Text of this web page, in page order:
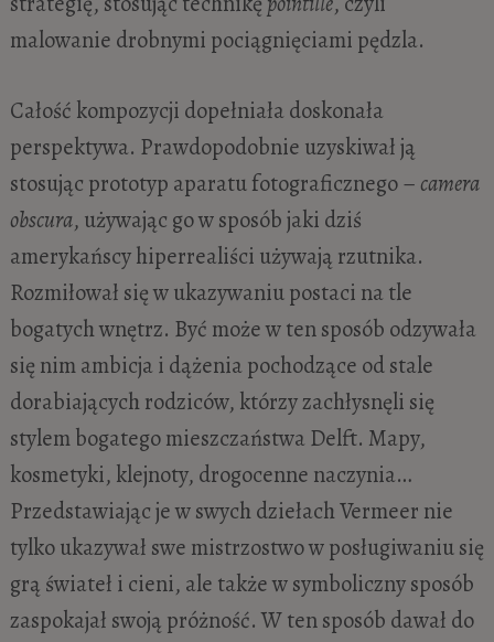
malowanie drobnymi pociągnięciami pędzla.
Całość kompozycji dopełniała doskonała
perspektywa. Prawdopodobnie uzyskiwał ją
stosując prototyp aparatu fotograficznego – camera
obscura, używając go w sposób jaki dziś
amerykańscy hiperrealiści używają rzutnika.
Rozmiłował się w ukazywaniu postaci na tle
bogatych wnętrz. Być może w ten sposób odzywała
się nim ambicja i dążenia pochodzące od stale
dorabiających rodziców, którzy zachłysnęli się
stylem bogatego mieszczaństwa Delft. Mapy,
kosmetyki, klejnoty, drogocenne naczynia…
Przedstawiając je w swych dziełach Vermeer nie
tylko ukazywał swe mistrzostwo w posługiwaniu się
grą świateł i cieni, ale także w symboliczny sposób
zaspokajał swoją próżność. W ten sposób dawał do